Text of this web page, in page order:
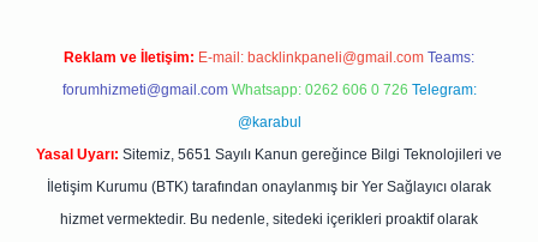
Reklam ve İletişim: E-mail: backlinkpaneli@gmail.com Teams:
forumhizmeti@gmail.com Whatsapp: 0262 606 0 726 Telegram:
@karabul
Yasal Uyarı: Sitemiz, 5651 Sayılı Kanun gereğince Bilgi Teknolojileri ve
İletişim Kurumu (BTK) tarafından onaylanmış bir Yer Sağlayıcı olarak
hizmet vermektedir. Bu nedenle, sitedeki içerikleri proaktif olarak